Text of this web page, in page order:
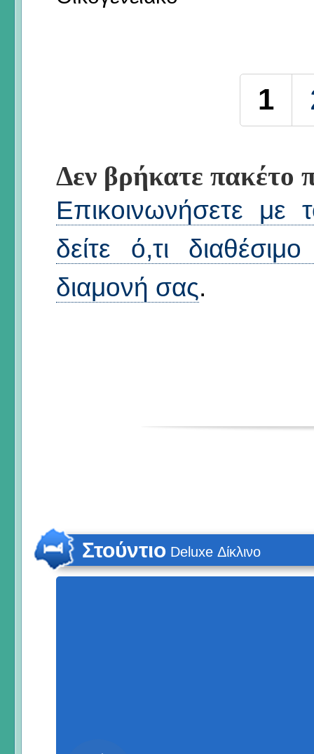
1
Δεν βρήκατε πακέτο
Επικοινωνήσετε
δείτε ό,τι
διαμονή σας.
Στούντιο Deluxe Δίκλινο